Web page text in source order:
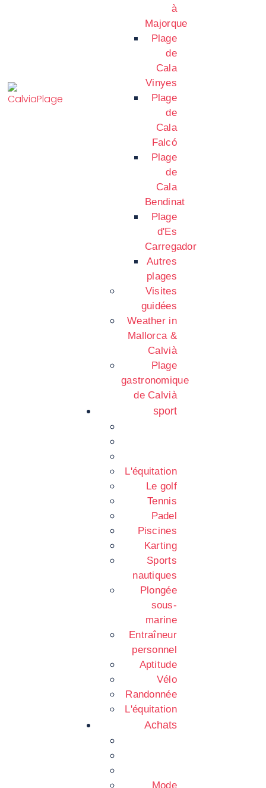
à
Majorque
Plage
de
Cala
Vinyes
Plage
de
Cala
Falcó
Plage
de
Cala
Bendinat
Plage
d'Es
Carregador
Autres
plages
Visites
guidées
Weather in
Mallorca &
Calvià
Plage
gastronomique
de Calvià
sport
L'équitation
Le golf
Tennis
Padel
Piscines
Karting
Sports
nautiques
Plongée
sous-
marine
Entraîneur
personnel
Aptitude
Vélo
Randonnée
L'équitation
Achats
Mode